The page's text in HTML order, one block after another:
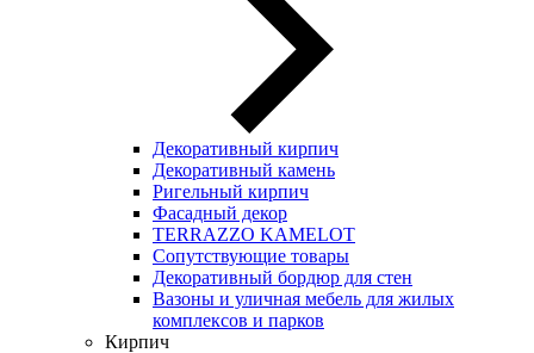
Декоративный кирпич
Декоративный камень
Ригельный кирпич
Фасадный декор
TERRAZZO KAMELOT
Сопутствующие товары
Декоративный бордюр для стен
Вазоны и уличная мебель для жилых
комплексов и парков
Кирпич